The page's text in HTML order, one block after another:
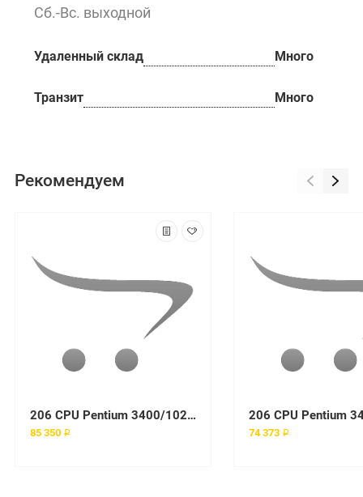
Сб.-Вс. выходной
Удаленный склад Много
Транзит Много
Рекомендуем
206 CPU Pentium 3400/1024/800, 256Mb PC3200 ECC DDR SDRAM, HDD 80Gb SATA, Int. Dual Channel SATA-150 Controller, Gigabit Ethernet, 340W Tower
85 350 ₽ 74 373 ₽